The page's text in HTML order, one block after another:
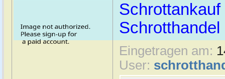
Schrotthandel
Eingetragen am:
User: